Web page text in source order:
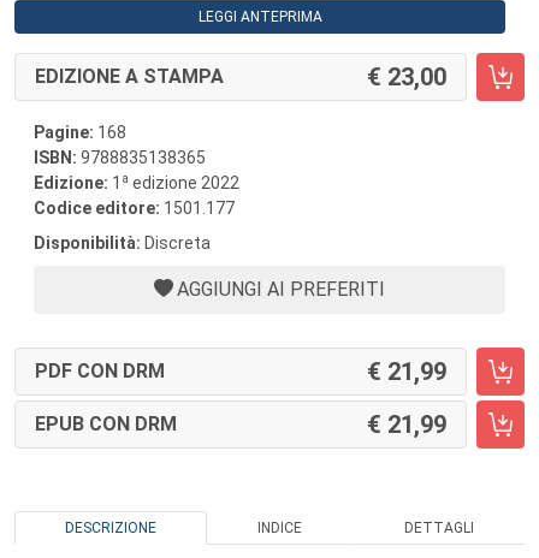
LEGGI ANTEPRIMA
EDIZIONE A STAMPA 23,00
Pagine: 168
ISBN: 9788835138365
Edizione: 1 a edizione 2022
Codice editore: 1501.177
Disponibilità: Discreta
AGGIUNGI AI PREFERITI
PDF CON DRM 21,99
EPUB CON DRM 21,99
DESCRIZIONE INDICE DETTAGLI